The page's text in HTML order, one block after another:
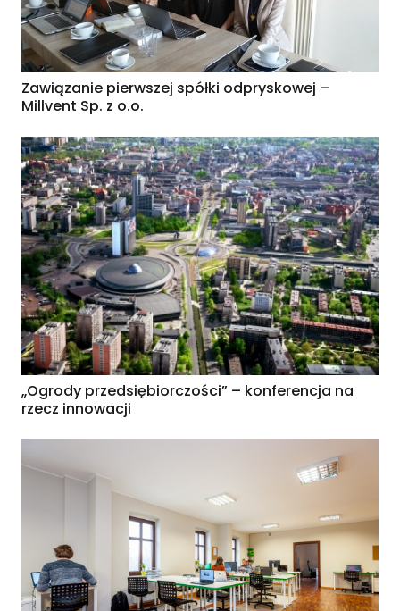
Zawiązanie pierwszej spółki odpryskowej –
Millvent Sp. z o.o.
„Ogrody przedsiębiorczości” – konferencja na
rzecz innowacji